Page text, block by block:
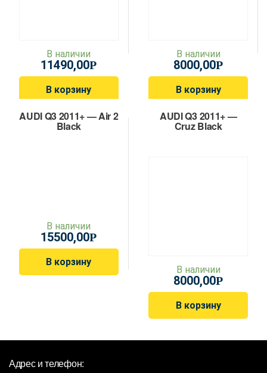
В наличии
11490,00Р
В корзину
В наличии
8000,00Р
В корзину
AUDI Q3 2011+ — Air 2
Black
В наличии
15500,00Р
В корзину
AUDI Q3 2011+ —
Cruz Black
В наличии
8000,00Р
В корзину
Адрес и телефон: